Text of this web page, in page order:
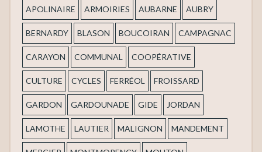
APOLINAIRE ARMOIRIES AUBARNE AUBRY
BERNARDY BLASON BOUCOIRAN CAMPAGNAC
CARAYON COMMUNAL COOPÉRATIVE
CULTURE CYCLES FERRÉOL FROISSARD
GARDON GARDOUNADE GIDE JORDAN
LAMOTHE LAUTIER MALIGNON MANDEMENT